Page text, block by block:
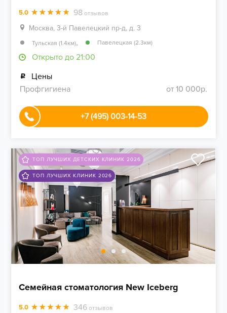
5.0 98 отзывов
Москва, 3-й Павелецкий пр-д, д. 3
Тульская (1.4км), Павелецкая (2.3км)
Открыто до 21:00
Цены
Профгигиена
от 10 000р.
+7 (495) 003-14-53
ТОП ЛУЧШИХ ДЕТСКИХ КЛИНИК 2026
ТОП ЛУЧШИХ КЛИНИК 2026
Семейная стоматология New Iceberg
5.0 346 отзывов